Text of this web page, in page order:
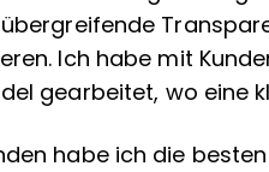
Ich habe mit
gearbeitet, wo eine
habe ich die